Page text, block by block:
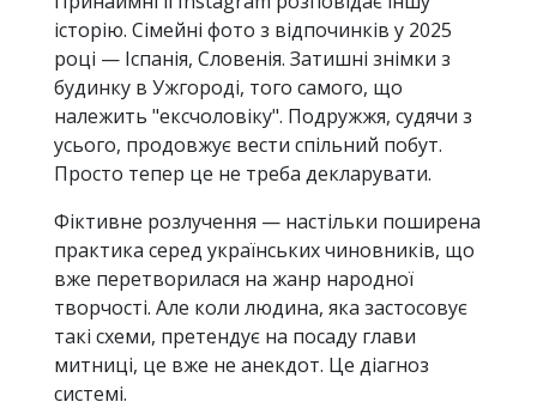
історію. Сімейні фото з відпочинків у 2025
році — Іспанія, Словенія. Затишні знімки з
будинку в Ужгороді, того самого, що
належить "ексчоловіку". Подружжя, судячи з
усього, продовжує вести спільний побут.
Просто тепер це не треба декларувати.
Фіктивне розлучення — настільки поширена
практика серед українських чиновників, що
вже перетворилася на жанр народної
творчості. Але коли людина, яка застосовує
такі схеми, претендує на посаду глави
митниці, це вже не анекдот. Це діагноз
системі.